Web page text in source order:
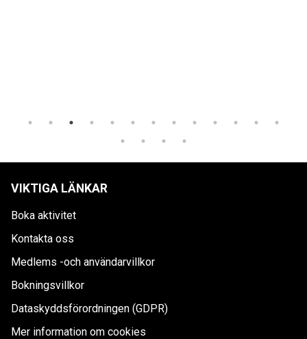
VIKTIGA LÄNKAR
Boka aktivitet
Kontakta oss
Medlems -och användarvillkor
Bokningsvillkor
Dataskyddsförordningen (GDPR)
Mer information om cookies